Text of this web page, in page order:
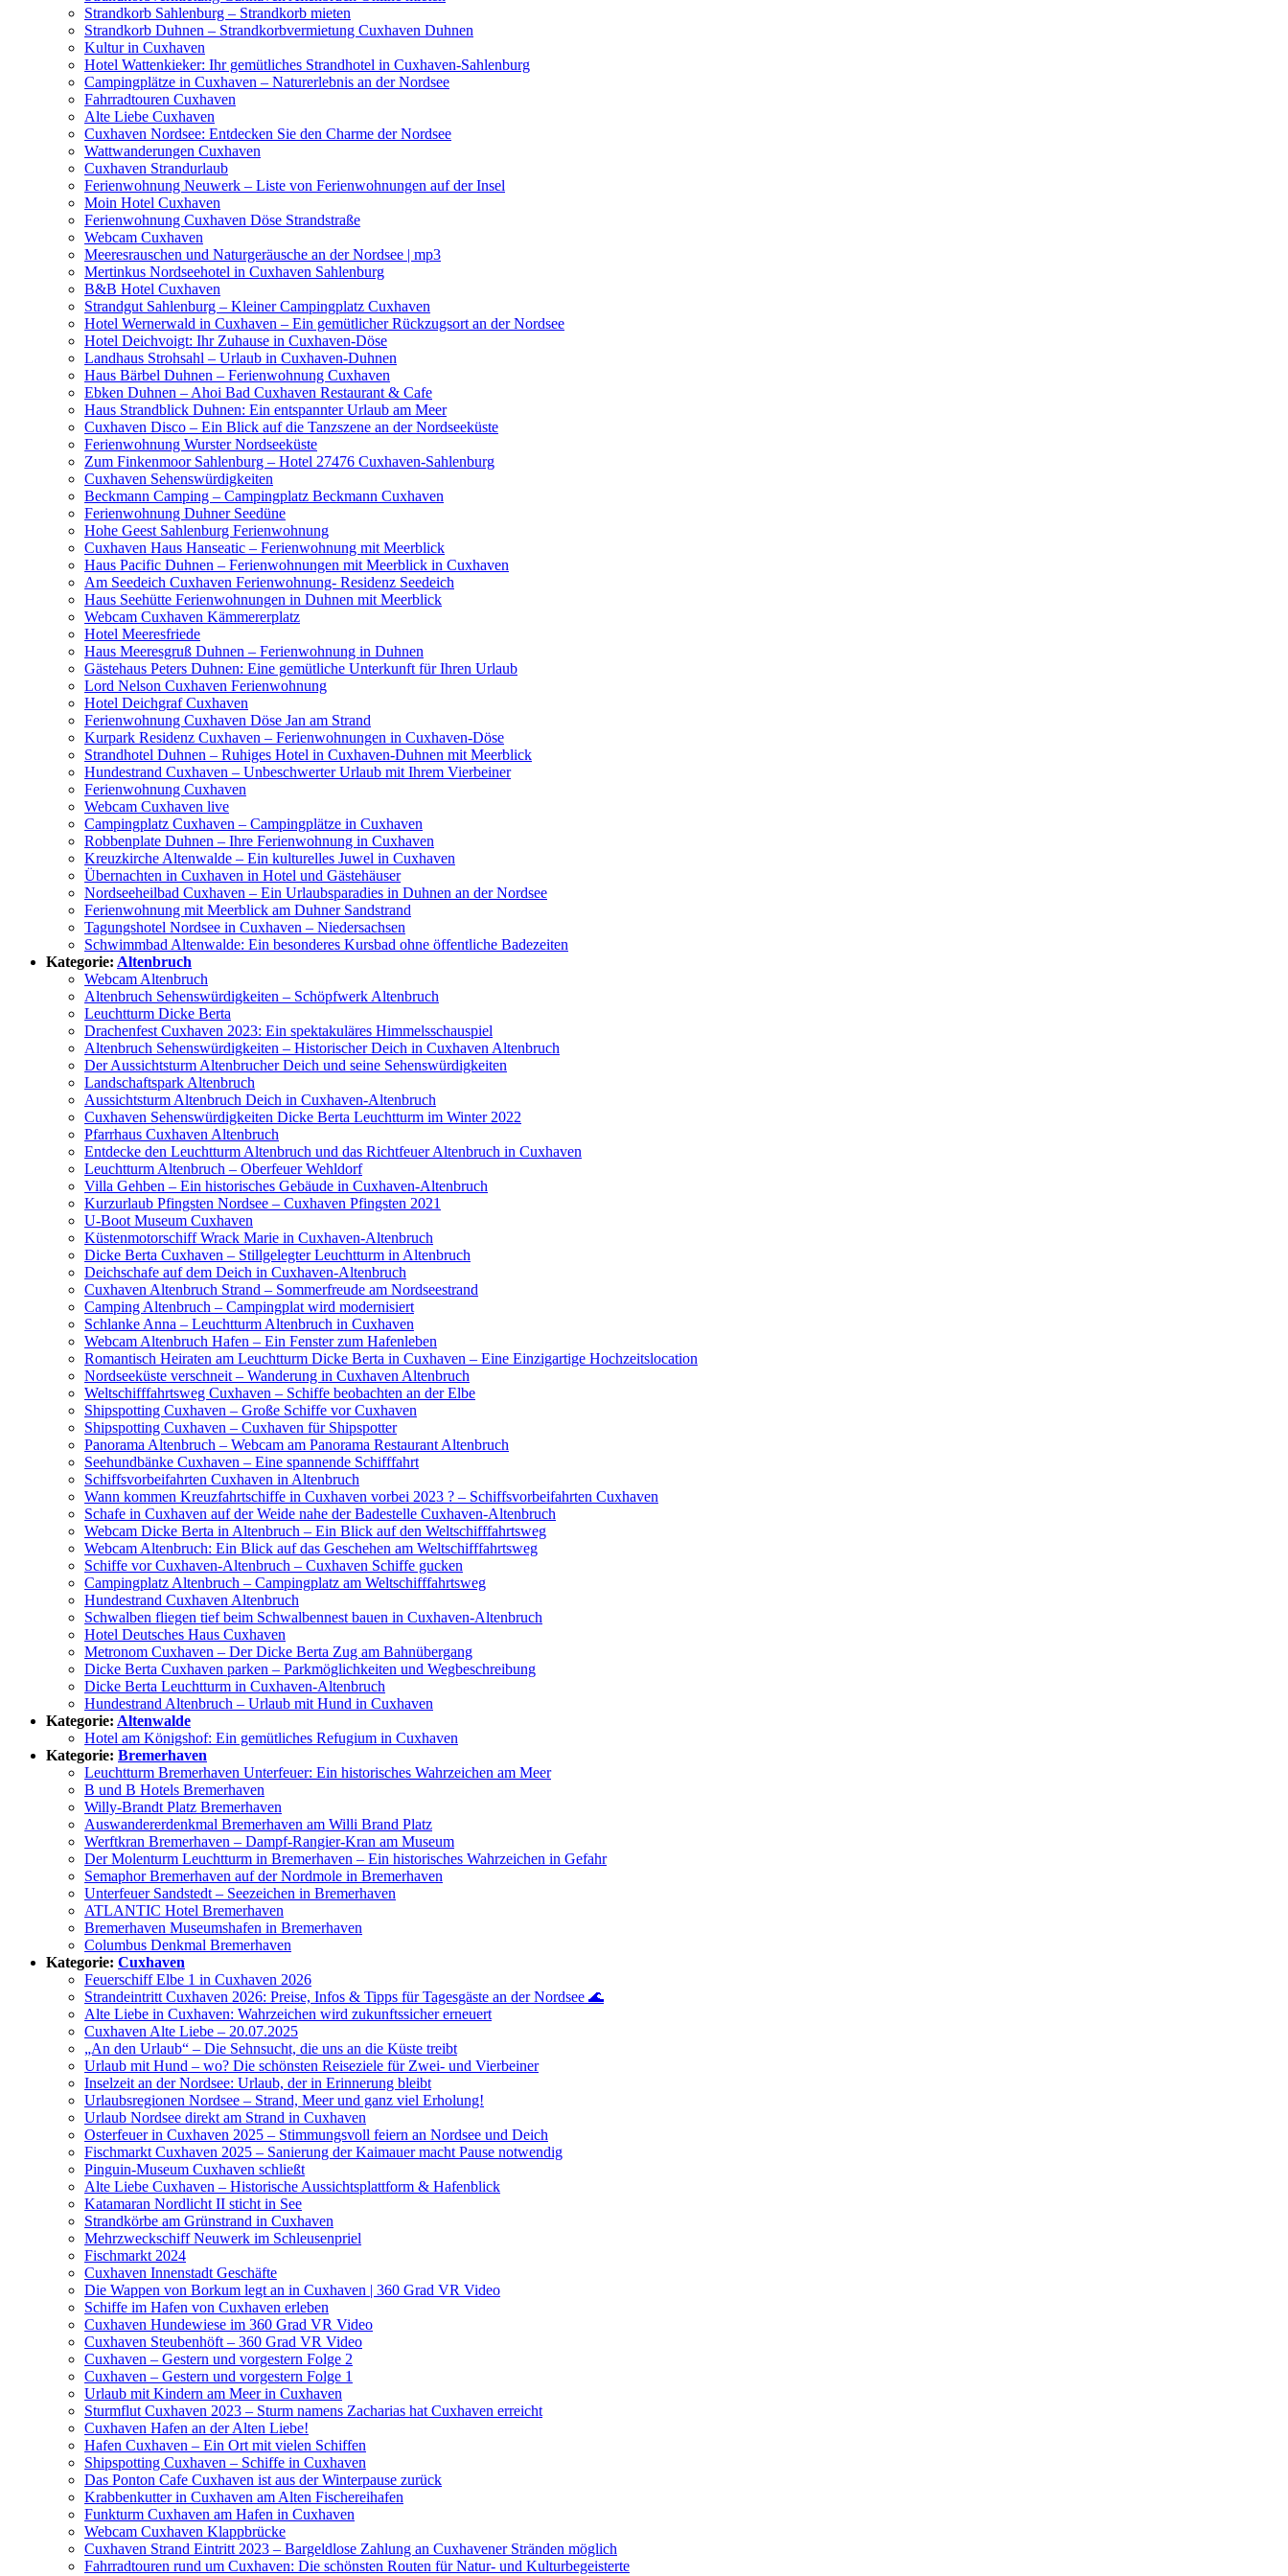
Strandkorb Sahlenburg – Strandkorb mieten
Strandkorb Duhnen – Strandkorbvermietung Cuxhaven Duhnen
Kultur in Cuxhaven
Hotel Wattenkieker: Ihr gemütliches Strandhotel in Cuxhaven-Sahlenburg
Campingplätze in Cuxhaven – Naturerlebnis an der Nordsee
Fahrradtouren Cuxhaven
Alte Liebe Cuxhaven
Cuxhaven Nordsee: Entdecken Sie den Charme der Nordsee
Wattwanderungen Cuxhaven
Cuxhaven Strandurlaub
Ferienwohnung Neuwerk – Liste von Ferienwohnungen auf der Insel
Moin Hotel Cuxhaven
Ferienwohnung Cuxhaven Döse Strandstraße
Webcam Cuxhaven
Meeresrauschen und Naturgeräusche an der Nordsee | mp3
Mertinkus Nordseehotel in Cuxhaven Sahlenburg
B&B Hotel Cuxhaven
Strandgut Sahlenburg – Kleiner Campingplatz Cuxhaven
Hotel Wernerwald in Cuxhaven – Ein gemütlicher Rückzugsort an der Nordsee
Hotel Deichvoigt: Ihr Zuhause in Cuxhaven-Döse
Landhaus Strohsahl – Urlaub in Cuxhaven-Duhnen
Haus Bärbel Duhnen – Ferienwohnung Cuxhaven
Ebken Duhnen – Ahoi Bad Cuxhaven Restaurant & Cafe
Haus Strandblick Duhnen: Ein entspannter Urlaub am Meer
Cuxhaven Disco – Ein Blick auf die Tanzszene an der Nordseeküste
Ferienwohnung Wurster Nordseeküste
Zum Finkenmoor Sahlenburg – Hotel 27476 Cuxhaven-Sahlenburg
Cuxhaven Sehenswürdigkeiten
Beckmann Camping – Campingplatz Beckmann Cuxhaven
Ferienwohnung Duhner Seedüne
Hohe Geest Sahlenburg Ferienwohnung
Cuxhaven Haus Hanseatic – Ferienwohnung mit Meerblick
Haus Pacific Duhnen – Ferienwohnungen mit Meerblick in Cuxhaven
Am Seedeich Cuxhaven Ferienwohnung- Residenz Seedeich
Haus Seehütte Ferienwohnungen in Duhnen mit Meerblick
Webcam Cuxhaven Kämmererplatz
Hotel Meeresfriede
Haus Meeresgruß Duhnen – Ferienwohnung in Duhnen
Gästehaus Peters Duhnen: Eine gemütliche Unterkunft für Ihren Urlaub
Lord Nelson Cuxhaven Ferienwohnung
Hotel Deichgraf Cuxhaven
Ferienwohnung Cuxhaven Döse Jan am Strand
Kurpark Residenz Cuxhaven – Ferienwohnungen in Cuxhaven-Döse
Strandhotel Duhnen – Ruhiges Hotel in Cuxhaven-Duhnen mit Meerblick
Hundestrand Cuxhaven – Unbeschwerter Urlaub mit Ihrem Vierbeiner
Ferienwohnung Cuxhaven
Webcam Cuxhaven live
Campingplatz Cuxhaven – Campingplätze in Cuxhaven
Robbenplate Duhnen – Ihre Ferienwohnung in Cuxhaven
Kreuzkirche Altenwalde – Ein kulturelles Juwel in Cuxhaven
Übernachten in Cuxhaven in Hotel und Gästehäuser
Nordseeheilbad Cuxhaven – Ein Urlaubsparadies in Duhnen an der Nordsee
Ferienwohnung mit Meerblick am Duhner Sandstrand
Tagungshotel Nordsee in Cuxhaven – Niedersachsen
Schwimmbad Altenwalde: Ein besonderes Kursbad ohne öffentliche Badezeiten
Kategorie: Altenbruch
Webcam Altenbruch
Altenbruch Sehenswürdigkeiten – Schöpfwerk Altenbruch
Leuchtturm Dicke Berta
Drachenfest Cuxhaven 2023: Ein spektakuläres Himmelsschauspiel
Altenbruch Sehenswürdigkeiten – Historischer Deich in Cuxhaven Altenbruch
Der Aussichtsturm Altenbrucher Deich und seine Sehenswürdigkeiten
Landschaftspark Altenbruch
Aussichtsturm Altenbruch Deich in Cuxhaven-Altenbruch
Cuxhaven Sehenswürdigkeiten Dicke Berta Leuchtturm im Winter 2022
Pfarrhaus Cuxhaven Altenbruch
Entdecke den Leuchtturm Altenbruch und das Richtfeuer Altenbruch in Cuxhaven
Leuchtturm Altenbruch – Oberfeuer Wehldorf
Villa Gehben – Ein historisches Gebäude in Cuxhaven-Altenbruch
Kurzurlaub Pfingsten Nordsee – Cuxhaven Pfingsten 2021
U-Boot Museum Cuxhaven
Küstenmotorschiff Wrack Marie in Cuxhaven-Altenbruch
Dicke Berta Cuxhaven – Stillgelegter Leuchtturm in Altenbruch
Deichschafe auf dem Deich in Cuxhaven-Altenbruch
Cuxhaven Altenbruch Strand – Sommerfreude am Nordseestrand
Camping Altenbruch – Campingplat wird modernisiert
Schlanke Anna – Leuchtturm Altenbruch in Cuxhaven
Webcam Altenbruch Hafen – Ein Fenster zum Hafenleben
Romantisch Heiraten am Leuchtturm Dicke Berta in Cuxhaven – Eine Einzigartige Hochzeitslocation
Nordseeküste verschneit – Wanderung in Cuxhaven Altenbruch
Weltschifffahrtsweg Cuxhaven – Schiffe beobachten an der Elbe
Shipspotting Cuxhaven – Große Schiffe vor Cuxhaven
Shipspotting Cuxhaven – Cuxhaven für Shipspotter
Panorama Altenbruch – Webcam am Panorama Restaurant Altenbruch
Seehundbänke Cuxhaven – Eine spannende Schifffahrt
Schiffsvorbeifahrten Cuxhaven in Altenbruch
Wann kommen Kreuzfahrtschiffe in Cuxhaven vorbei 2023 ? – Schiffsvorbeifahrten Cuxhaven
Schafe in Cuxhaven auf der Weide nahe der Badestelle Cuxhaven-Altenbruch
Webcam Dicke Berta in Altenbruch – Ein Blick auf den Weltschifffahrtsweg
Webcam Altenbruch: Ein Blick auf das Geschehen am Weltschifffahrtsweg
Schiffe vor Cuxhaven-Altenbruch – Cuxhaven Schiffe gucken
Campingplatz Altenbruch – Campingplatz am Weltschifffahrtsweg
Hundestrand Cuxhaven Altenbruch
Schwalben fliegen tief beim Schwalbennest bauen in Cuxhaven-Altenbruch
Hotel Deutsches Haus Cuxhaven
Metronom Cuxhaven – Der Dicke Berta Zug am Bahnübergang
Dicke Berta Cuxhaven parken – Parkmöglichkeiten und Wegbeschreibung
Dicke Berta Leuchtturm in Cuxhaven-Altenbruch
Hundestrand Altenbruch – Urlaub mit Hund in Cuxhaven
Kategorie: Altenwalde
Hotel am Königshof: Ein gemütliches Refugium in Cuxhaven
Kategorie: Bremerhaven
Leuchtturm Bremerhaven Unterfeuer: Ein historisches Wahrzeichen am Meer
B und B Hotels Bremerhaven
Willy-Brandt Platz Bremerhaven
Auswandererdenkmal Bremerhaven am Willi Brand Platz
Werftkran Bremerhaven – Dampf-Rangier-Kran am Museum
Der Molenturm Leuchtturm in Bremerhaven – Ein historisches Wahrzeichen in Gefahr
Semaphor Bremerhaven auf der Nordmole in Bremerhaven
Unterfeuer Sandstedt – Seezeichen in Bremerhaven
ATLANTIC Hotel Bremerhaven
Bremerhaven Museumshafen in Bremerhaven
Columbus Denkmal Bremerhaven
Kategorie: Cuxhaven
Feuerschiff Elbe 1 in Cuxhaven 2026
Strandeintritt Cuxhaven 2026: Preise, Infos & Tipps für Tagesgäste an der Nordsee 🌊
Alte Liebe in Cuxhaven: Wahrzeichen wird zukunftssicher erneuert
Cuxhaven Alte Liebe – 20.07.2025
„An den Urlaub“ – Die Sehnsucht, die uns an die Küste treibt
Urlaub mit Hund – wo? Die schönsten Reiseziele für Zwei- und Vierbeiner
Inselzeit an der Nordsee: Urlaub, der in Erinnerung bleibt
Urlaubsregionen Nordsee – Strand, Meer und ganz viel Erholung!
Urlaub Nordsee direkt am Strand in Cuxhaven
Osterfeuer in Cuxhaven 2025 – Stimmungsvoll feiern an Nordsee und Deich
Fischmarkt Cuxhaven 2025 – Sanierung der Kaimauer macht Pause notwendig
Pinguin-Museum Cuxhaven schließt
Alte Liebe Cuxhaven – Historische Aussichtsplattform & Hafenblick
Katamaran Nordlicht II sticht in See
Strandkörbe am Grünstrand in Cuxhaven
Mehrzweckschiff Neuwerk im Schleusenpriel
Fischmarkt 2024
Cuxhaven Innenstadt Geschäfte
Die Wappen von Borkum legt an in Cuxhaven | 360 Grad VR Video
Schiffe im Hafen von Cuxhaven erleben
Cuxhaven Hundewiese im 360 Grad VR Video
Cuxhaven Steubenhöft – 360 Grad VR Video
Cuxhaven – Gestern und vorgestern Folge 2
Cuxhaven – Gestern und vorgestern Folge 1
Urlaub mit Kindern am Meer in Cuxhaven
Sturmflut Cuxhaven 2023 – Sturm namens Zacharias hat Cuxhaven erreicht
Cuxhaven Hafen an der Alten Liebe!
Hafen Cuxhaven – Ein Ort mit vielen Schiffen
Shipspotting Cuxhaven – Schiffe in Cuxhaven
Das Ponton Cafe Cuxhaven ist aus der Winterpause zurück
Krabbenkutter in Cuxhaven am Alten Fischereihafen
Funkturm Cuxhaven am Hafen in Cuxhaven
Webcam Cuxhaven Klappbrücke
Cuxhaven Strand Eintritt 2023 – Bargeldlose Zahlung an Cuxhavener Stränden möglich
Fahrradtouren rund um Cuxhaven: Die schönsten Routen für Natur- und Kulturbegeisterte